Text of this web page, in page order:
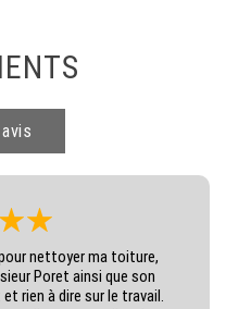
nettoyer ma toiture,
Poret ainsi que son
rien à dire sur le travail.